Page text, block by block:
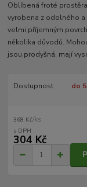
Oblíbená froté
vyrobena z odolného
velmi příjemným
několika důvodů.
jsou prodyšná, mají
Dostupnost do
368 Kč/ks
304 Kč